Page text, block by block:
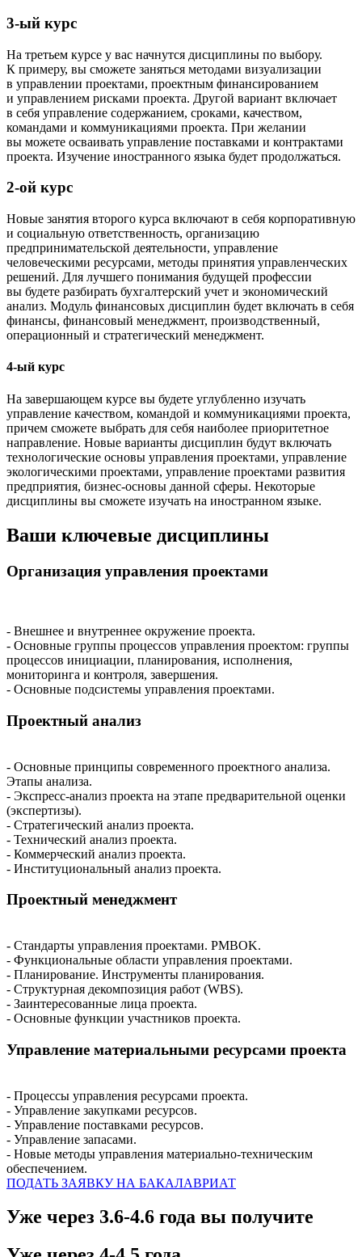
3-ый курс
На третьем курсе у вас начнутся дисциплины по выбору.
К примеру, вы сможете заняться методами визуализации
в управлении проектами, проектным финансированием
и управлением рисками проекта. Другой вариант включает
в себя управление содержанием, сроками, качеством,
командами и коммуникациями проекта. При желании
вы можете осваивать управление поставками и контрактами
проекта. Изучение иностранного языка будет продолжаться.
2-ой курс
Новые занятия второго курса включают в себя корпоративную
и социальную ответственность, организацию
предпринимательской деятельности, управление
человеческими ресурсами, методы принятия управленческих
решений. Для лучшего понимания будущей профессии
вы будете разбирать бухгалтерский учет и экономический
анализ. Модуль финансовых дисциплин будет включать в себя
финансы, финансовый менеджмент, производственный,
операционный и стратегический менеджмент.
4-ый курс
На завершающем курсе вы будете углубленно изучать
управление качеством, командой и коммуникациями проекта,
причем сможете выбрать для себя наиболее приоритетное
направление. Новые варианты дисциплин будут включать
технологические основы управления проектами, управление
экологическими проектами, управление проектами развития
предприятия, бизнес-основы данной сферы. Некоторые
дисциплины вы сможете изучать на иностранном языке.
Ваши ключевые дисциплины
Организация управления проектами
- Внешнее и внутреннее окружение проекта.
- Основные группы процессов управления проектом: группы
процессов инициации, планирования, исполнения,
мониторинга и контроля, завершения.
- Основные подсистемы управления проектами.
Проектный анализ
- Основные принципы современного проектного анализа.
Этапы анализа.
- Экспресс-анализ проекта на этапе предварительной оценки
(экспертизы).
- Стратегический анализ проекта.
- Технический анализ проекта.
- Коммерческий анализ проекта.
- Институциональный анализ проекта.
Проектный менеджмент
- Стандарты управления проектами. PMBOK.
- Функциональные области управления проектами.
- Планирование. Инструменты планирования.
- Структурная декомпозиция работ (WBS).
- Заинтересованные лица проекта.
- Основные функции участников проекта.
Управление материальными ресурсами проекта
- Процессы управления ресурсами проекта.
- Управление закупками ресурсов.
- Управление поставками ресурсов.
- Управление запасами.
- Новые методы управления материально-техническим
обеспечением.
ПОДАТЬ ЗАЯВКУ НА БАКАЛАВРИАТ
Уже через 3.6-4.6 года вы получите